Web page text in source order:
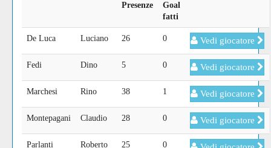
Presenze
Goal
fatti
De Luca Luciano 26 0 Vedi giocatore
Fedi Dino 5 0 Vedi giocatore
Marchesi Rino 38 1 Vedi giocatore
Montepagani Claudio 28 0 Vedi giocatore
Parlanti Roberto 25 0